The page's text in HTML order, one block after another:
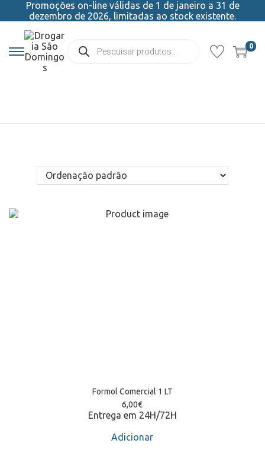
Promoções on-line válidas de 1 de janeiro a 31 de
dezembro de 2026, limitadas ao stock existente.
0
Formol Comercial 1 LT
6,00€
Entrega em 24H/72H
Adicionar